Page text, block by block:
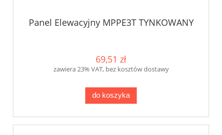
Panel Elewacyjny MPPE3T TYNKOWANY
69,51 zł
zawiera 23% VAT, bez kosztów dostawy
do koszyka